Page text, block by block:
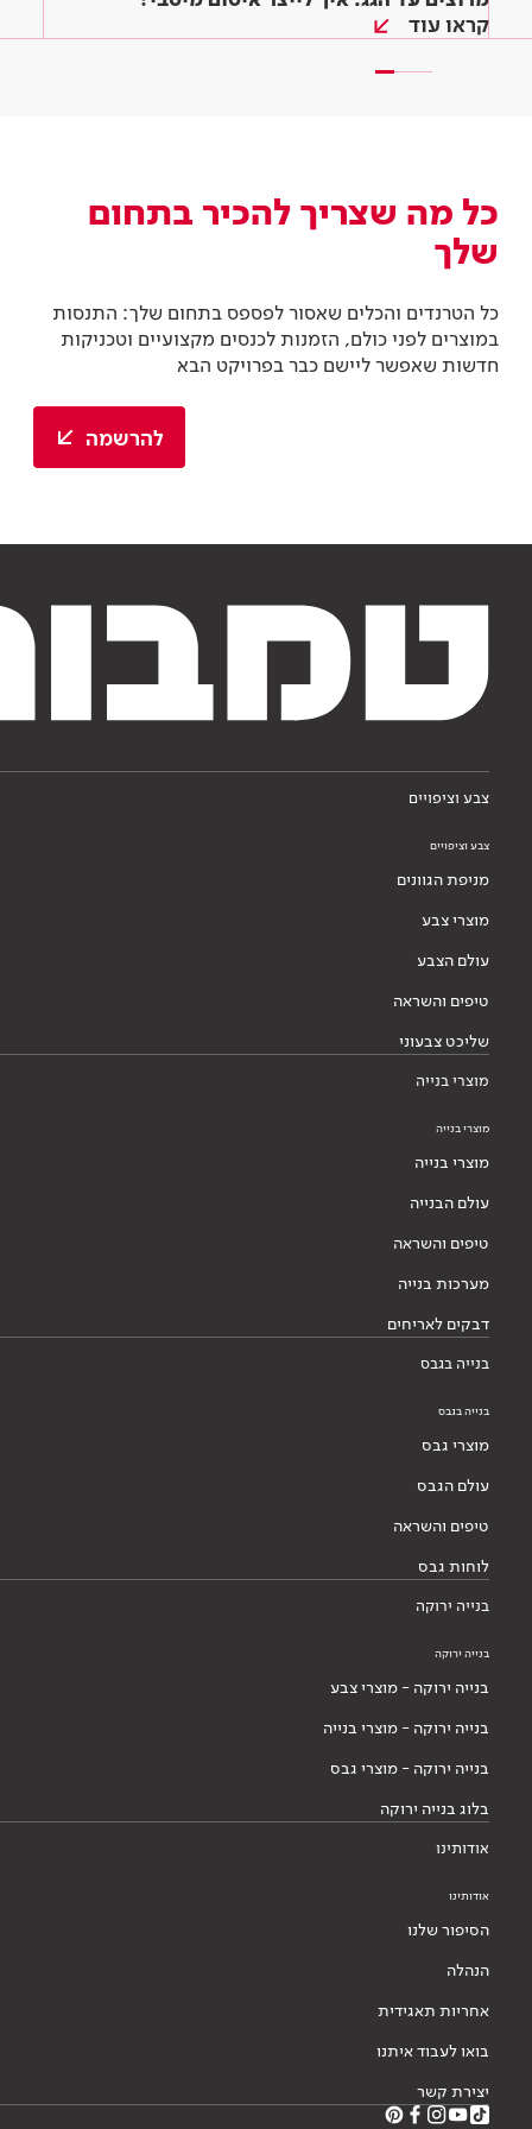
קראו עוד
קראו עוד
קראו עוד
כל מה שצריך להכיר בתחום
שלך
כל הטרנדים והכלים שאסור לפספס בתחום שלך: התנסות
במוצרים לפני כולם, הזמנות לכנסים מקצועיים וטכניקות
חדשות שאפשר ליישם כבר בפרויקט הבא
להרשמה
צבע וציפויים
צבע וציפויים
מניפת הגוונים
מוצרי צבע
עולם הצבע
טיפים והשראה
שליכט צבעוני
מוצרי בנייה
מוצרי בנייה
מוצרי בנייה
עולם הבנייה
טיפים והשראה
מערכות בנייה
דבקים לאריחים
בנייה בגבס
בנייה בגבס
מוצרי גבס
עולם הגבס
טיפים והשראה
לוחות גבס
בנייה ירוקה
בנייה ירוקה
בנייה ירוקה - מוצרי צבע
בנייה ירוקה - מוצרי בנייה
בנייה ירוקה - מוצרי גבס
בלוג בנייה ירוקה
אודותינו
אודותינו
הסיפור שלנו
הנהלה
אחריות תאגידית
בואו לעבוד איתנו
יצירת קשר